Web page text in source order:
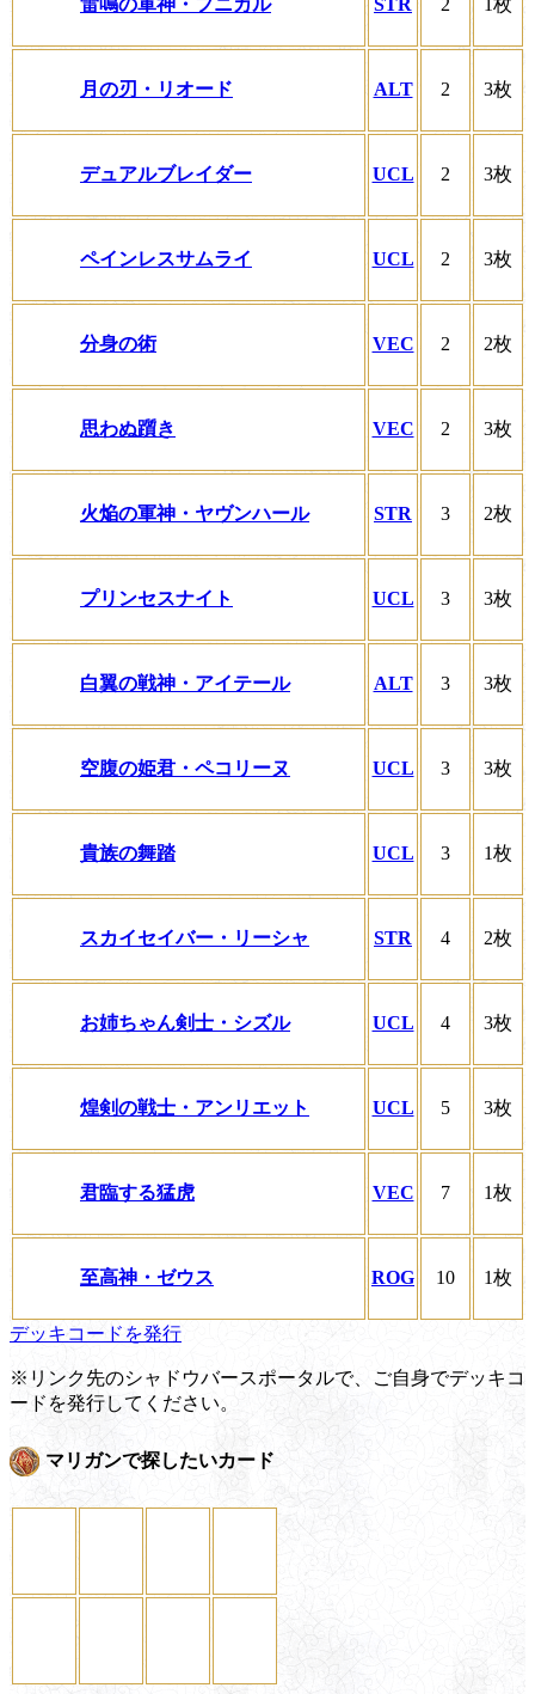
STR 2 1枚
月の刃・リオード ALT 2 3枚
デュアルブレイダー UCL 2 3枚
ペインレスサムライ UCL 2 3枚
分身の術 VEC 2 2枚
思わぬ躓き VEC 2 3枚
火焔の軍神・ヤヴンハール STR 3 2枚
プリンセスナイト UCL 3 3枚
白翼の戦神・アイテール ALT 3 3枚
空腹の姫君・ペコリーヌ UCL 3 3枚
貴族の舞踏 UCL 3 1枚
スカイセイバー・リーシャ STR 4 2枚
お姉ちゃん剣士・シズル UCL 4 3枚
煌剣の戦士・アンリエット UCL 5 3枚
君臨する猛虎 VEC 7 1枚
至高神・ゼウス ROG 10 1枚
デッキコードを発行
※リンク先のシャドウバースポータルで、ご自身でデッキコ
ードを発行してください。
マリガンで探したいカード